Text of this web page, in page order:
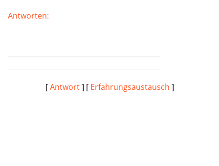
Antworten:
[Antwort] [ Erfahrungsaustausch ]